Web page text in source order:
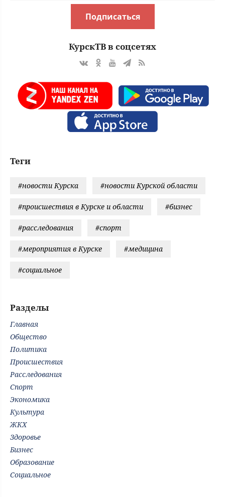
Подписаться
КурскТВ в соцсетях
Теги
#новости Курска #новости Курской области
#происшествия в Курске и области #бизнес
#расследования #спорт
#мероприятия в Курске #медицина
#социальное
Разделы
Главная
Общество
Политика
Происшествия
Расследования
Спорт
Экономика
Культура
ЖКХ
Здоровье
Бизнес
Образование
Социальное